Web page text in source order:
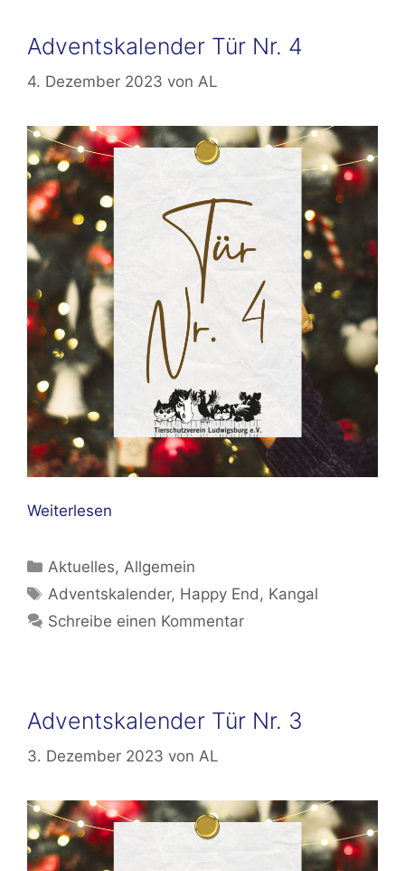
Adventskalender Tür Nr. 4
4. Dezember 2023 von AL
Weiterlesen
Kategorien
Aktuelles,Allgemein
Schlagwörter
Adventskalender, Happy End, Kangal
Schreibe einen Kommentar
Adventskalender Tür Nr. 3
3. Dezember 2023 von AL